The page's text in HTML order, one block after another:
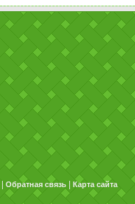
Обратная связь Карта сайта